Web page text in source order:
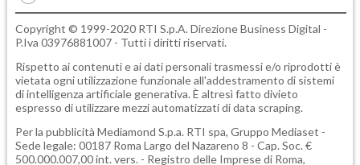
Copyright © 1999-2020 RTI S.p.A. Direzione Business Digital -
P.Iva 03976881007 - Tutti i diritti riservati.
Rispetto ai contenuti e ai dati personali trasmessi e/o riprodotti è
vietata ogni utilizzazione funzionale all'addestramento di sistemi
di intelligenza artificiale generativa. È altresì fatto divieto
espresso di utilizzare mezzi automatizzati di data scraping.
Per la pubblicità Mediamond S.p.a. RTI spa, Gruppo Mediaset -
Sede legale: 00187 Roma Largo del Nazareno 8 - Cap. Soc. €
500.000.007,00 int. vers. - Registro delle Imprese di Roma,